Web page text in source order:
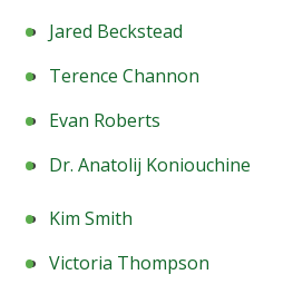
Jared Beckstead
Terence Channon
Evan Roberts
Dr. Anatolij Koniouchine
Kim Smith
Victoria Thompson